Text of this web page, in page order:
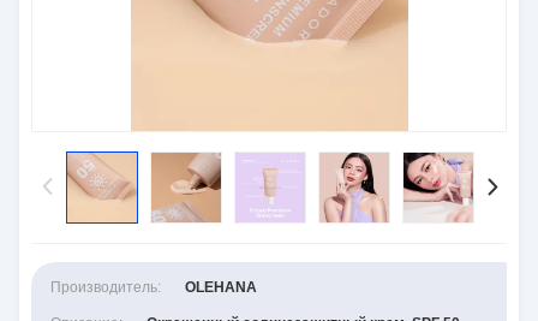
Производитель: OLEHANA